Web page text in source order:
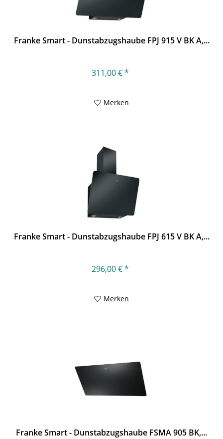
Franke Smart - Dunstabzugshaube FPJ 915 V BK A,...
311,00 € *
Merken
Franke Smart - Dunstabzugshaube FPJ 615 V BK A,...
296,00 € *
Merken
Franke Smart - Dunstabzugshaube FSMA 905 BK,...